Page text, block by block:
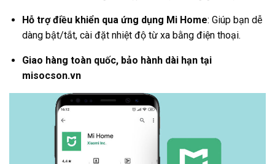
Hỗ trợ điều khiển qua ứng dụng Mi Home: Giúp bạn dễ
dàng bật/tắt, cài đặt nhiệt độ từ xa bằng điện thoại.
Giao hàng toàn quốc, bảo hành dài hạn tại
misocson.vn